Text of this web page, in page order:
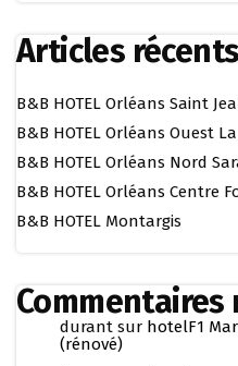
Articles récents
B&B HOTEL Orléans Saint
B&B HOTEL Orléans Ouest
B&B HOTEL Orléans Nord
B&B HOTEL Orléans Centre
B&B HOTEL Montargis
Commentaires
durant sur hotelF1
(rénové)